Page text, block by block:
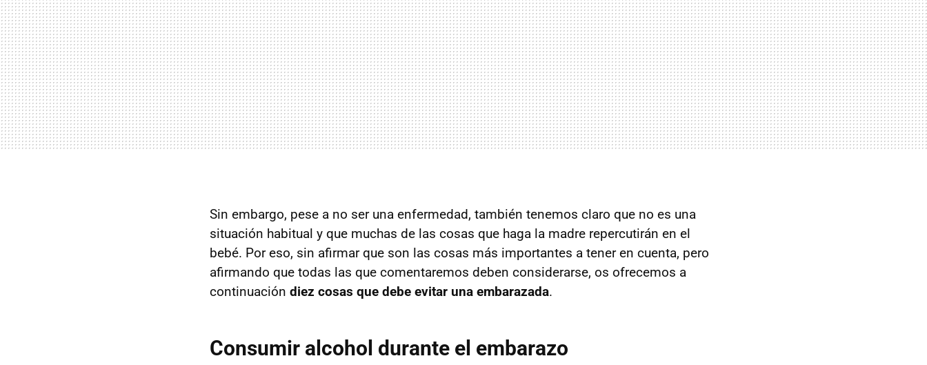
Sin embargo, pese a no ser una enfermedad, también tenemos claro que no es una
situación habitual y que muchas de las cosas que haga la madre repercutirán en el
bebé. Por eso, sin afirmar que son las cosas más importantes a tener en cuenta, pero
afirmando que todas las que comentaremos deben considerarse, os ofrecemos a
continuación diez cosas que debe evitar una embarazada.
Consumir alcohol durante el embarazo